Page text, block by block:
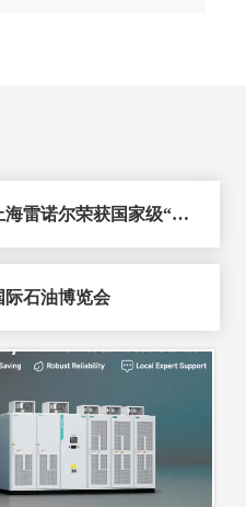
雷诺尔荣获国家级“小
际石油博览会